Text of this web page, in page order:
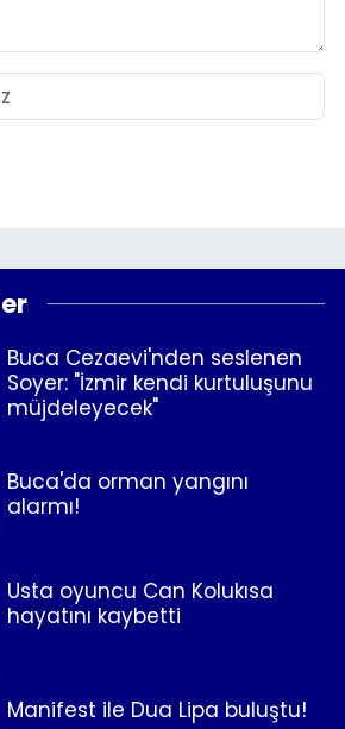
Buca Cezaevi'nden seslenen
Soyer: "İzmir kendi kurtuluşunu
müjdeleyecek"
Buca'da orman yangını
alarmı!
Usta oyuncu Can Kolukısa
hayatını kaybetti
Manifest ile Dua Lipa buluştu!